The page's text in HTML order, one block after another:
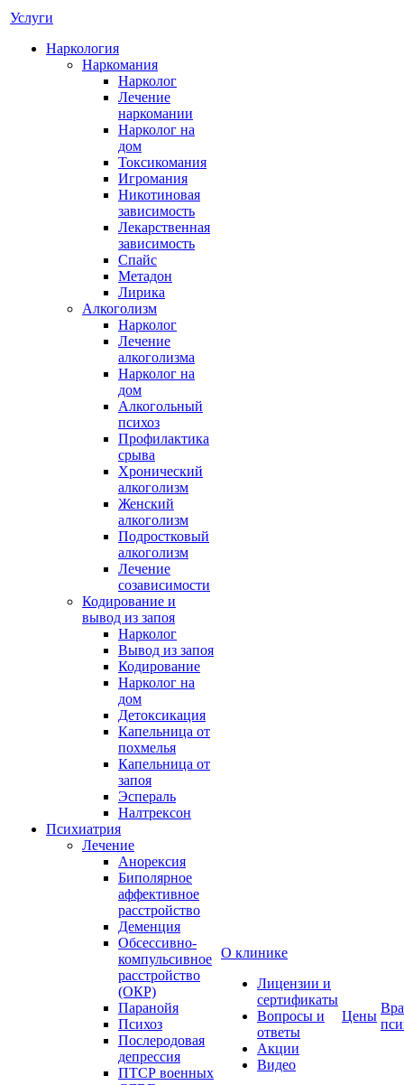
Услуги
Наркология
Наркомания
Нарколог
Лечение
наркомании
Нарколог на
дом
Токсикомания
Игромания
Никотиновая
зависимость
Лекарственная
зависимость
Спайс
Метадон
Лирика
Алкоголизм
Нарколог
Лечение
алкоголизма
Нарколог на
дом
Алкогольный
психоз
Профилактика
срыва
Хронический
алкоголизм
Женский
алкоголизм
Подростковый
алкоголизм
Лечение
созависимости
Кодирование и
вывод из запоя
Нарколог
Вывод из запоя
Кодирование
Нарколог на
дом
Детоксикация
Капельница от
похмелья
Капельница от
запоя
Эспераль
Налтрексон
Психиатрия
Лечение
Анорексия
Биполярное
аффективное
расстройство
Деменция
Обсессивно-
компульсивное
расстройство
(ОКР)
Паранойя
Психоз
Послеродовая
депрессия
ПТСР военных
О клинике
Лицензии и
сертификаты
Вопросы и
ответы
Акции
Видео
Цены